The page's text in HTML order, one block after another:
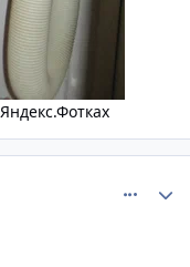
Яндекс.Фотках